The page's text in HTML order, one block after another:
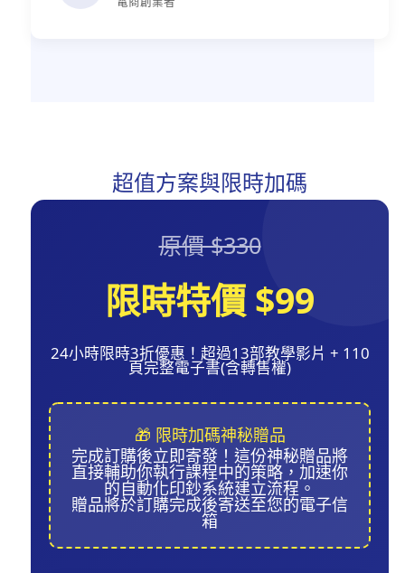
超值方案與限時加碼
原價 $330
限時特價 $99
24小時限時3折優惠！超過13部教學影片 + 110
頁完整電子書(含轉售權)
🎁 限時加碼神秘贈品
完成訂購後立即寄發！這份神秘贈品將
直接輔助你執行課程中的策略，加速你
的自動化印鈔系統建立流程。
贈品將於訂購完成後寄送至您的電子信
箱